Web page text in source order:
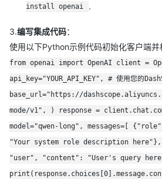
install openai
.
3.编写集成代码：
使用以下Python示例代码初始化客户端并
from openai import OpenAI client =
api_key="YOUR_API_KEY", # 使用您的
base_url="https://
mode/v1", ) response =
model="qwen-long", messages=[
"Your system role description here"},
"user", "content": "User's query